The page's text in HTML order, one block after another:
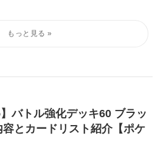
】バトル強化デッキ60 ブラッ
とカードリスト紹介【ポケ